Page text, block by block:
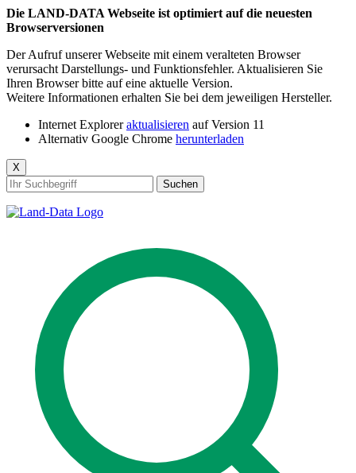
Die LAND-DATA Webseite ist optimiert auf die neuesten
Browserversionen
Der Aufruf unserer Webseite mit einem veralteten Browser
verursacht Darstellungs- und Funktionsfehler. Aktualisieren Sie
Ihren Browser bitte auf eine aktuelle Version.
Weitere Informationen erhalten Sie bei dem jeweiligen Hersteller.
Internet Exploreraktualisieren auf Version 11
Alternativ Google Chrome herunterladen
X
Suchen